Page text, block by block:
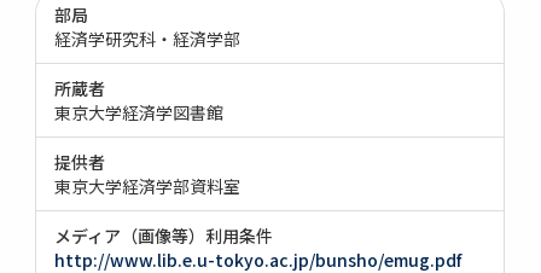
部局
経済学研究科・経済学部
所蔵者
東京大学経済学図書館
提供者
東京大学経済学部資料室
メディア（画像等）利用条件
http://www.lib.e.u-tokyo.ac.jp/bunsho/emug.pdf